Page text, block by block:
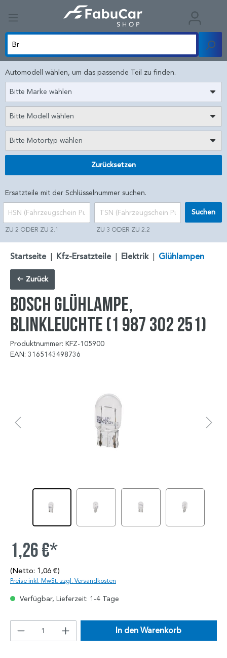
Automodell wählen, um das passende Teil zu finden.
Bitte Marke wählen
Bitte Modell wählen
Bitte Motortyp wählen
Zurücksetzen
Ersatzteile mit der Schlüsselnummer suchen.
ZU 2 ODER ZU 2.1 ZU 3 ODER ZU 2.2
Suchen
Startseite | Kfz-Ersatzteile | Elektrik | Glühlampen
Zurück
BOSCH Glühlampe,
Blinkleuchte (1 987 302 251)
Produktnummer: KFZ-105900
EAN: 3165143498736
1,26 €*
(Netto: 1,06 €)
Preise inkl. MwSt. zzgl. Versandkosten
Verfügbar, Lieferzeit: 1-4 Tage
In den Warenkorb